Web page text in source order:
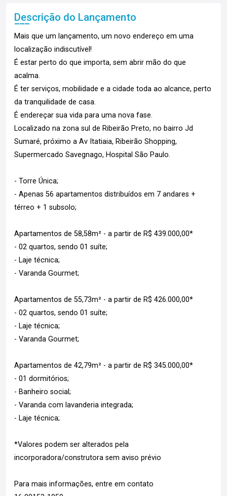
Descrição do Lançamento
Mais que um lançamento, um novo endereço em uma
localização indiscutível!
É estar perto do que importa, sem abrir mão do que
acalma.
É ter serviços, mobilidade e a cidade toda ao alcance, perto
da tranquilidade de casa.
É endereçar sua vida para uma nova fase.
Localizado na zona sul de Ribeirão Preto, no bairro Jd
Sumaré, próximo a Av Itatiaia, Ribeirão Shopping,
Supermercado Savegnago, Hospital São Paulo.
- Torre Única;
- Apenas 56 apartamentos distribuídos em 7 andares +
térreo + 1 subsolo;
Apartamentos de 58,58m² - a partir de R$ 439.000,00*
- 02 quartos, sendo 01 suíte;
- Laje técnica;
- Varanda Gourmet;
Apartamentos de 55,73m² - a partir de R$ 426.000,00*
- 02 quartos, sendo 01 suíte;
- Laje técnica;
- Varanda Gourmet;
Apartamentos de 42,79m² - a partir de R$ 345.000,00*
- 01 dormitórios;
- Banheiro social;
- Varanda com lavanderia integrada;
- Laje técnica;
*Valores podem ser alterados pela
incorporadora/construtora sem aviso prévio
Para mais informações, entre em contato